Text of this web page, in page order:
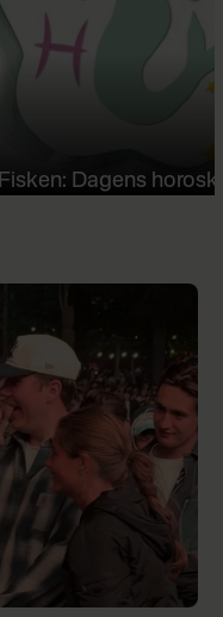
Fisken: Dagens